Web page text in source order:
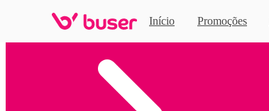
Início Promoções